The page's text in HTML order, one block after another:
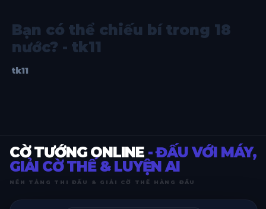
Bạn có thể chiếu bí trong 18
nước? - tk11
tk11
CỜ TƯỚNG ONLINE - ĐẤU VỚI MÁY,
GIẢI CỜ THẾ & LUYỆN AI
NỀN TẢNG THI ĐẤU & GIẢI CỜ THẾ HÀNG ĐẦU